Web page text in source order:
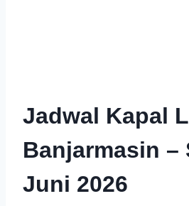
Jadwal Kapal
Banjarmasin –
Juni 2026